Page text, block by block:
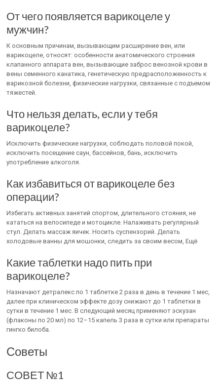
От чего появляется варикоцеле у
мужчин?
К основным причинам, вызывающим расширение вен, или
варикоцеле, относят: особенности анатомического строения
клапанного аппарата вен, вызывающие заброс венозной крови в
вены семенного канатика, генетическую предрасположенность к
варикозной болезни, физические нагрузки, связанные с подъемом
тяжестей.
Что нельзя делать, если у тебя
варикоцеле?
Исключить физические нагрузки, соблюдать половой покой,
исключить посещение саун, бассейнов, бань, исключить
употребление алкоголя.
Как избавиться от варикоцеле без
операции?
Избегать активных занятий спортом, длительного стояния, не
кататься на велосипеде и мотоцикле. Налаживать регулярный
стул. Делать массаж яичек. Носить суспензорий. Делать
холодовые ванны для мошонки, следить за своим весом, Ещё
Какие таблетки надо пить при
варикоцеле?
Назначают детралекс по 1 таблетке 2 раза в день в течение 1 мес,
далее при клиническом эффекте дозу снижают до 1 таблетки в
сутки в течение 1 мес. В следующий месяц применяют эскузан
(флаконы по 20 мл) по 12–15 капель 3 раза в сутки или препараты
гингко билоба.
Советы
СОВЕТ №1